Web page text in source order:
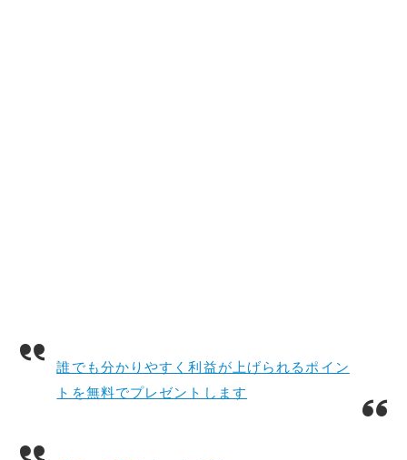
誰でも分かりやすく利益が上げられるポイン
トを無料でプレゼントします